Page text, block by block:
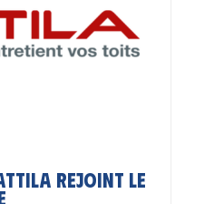
rejoint le